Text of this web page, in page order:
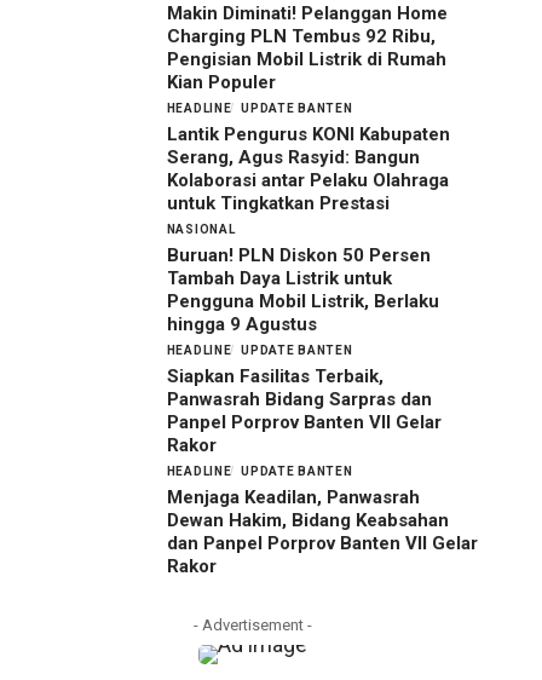
Makin Diminati! Pelanggan Home
Charging PLN Tembus 92 Ribu,
Pengisian Mobil Listrik di Rumah
Kian Populer
HEADLINE UPDATE BANTEN
Lantik Pengurus KONI Kabupaten
Serang, Agus Rasyid: Bangun
Kolaborasi antar Pelaku Olahraga
untuk Tingkatkan Prestasi
NASIONAL
Buruan! PLN Diskon 50 Persen
Tambah Daya Listrik untuk
Pengguna Mobil Listrik, Berlaku
hingga 9 Agustus
HEADLINE UPDATE BANTEN
Siapkan Fasilitas Terbaik,
Panwasrah Bidang Sarpras dan
Panpel Porprov Banten VII Gelar
Rakor
HEADLINE UPDATE BANTEN
Menjaga Keadilan, Panwasrah
Dewan Hakim, Bidang Keabsahan
dan Panpel Porprov Banten VII Gelar
Rakor
- Advertisement -